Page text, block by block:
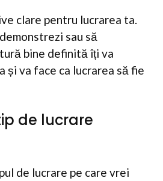
clare pentru lucrarea ta.
sau să
bine definită îți va
și va face ca lucrarea să fie
de lucrare
de lucrare pe care vrei